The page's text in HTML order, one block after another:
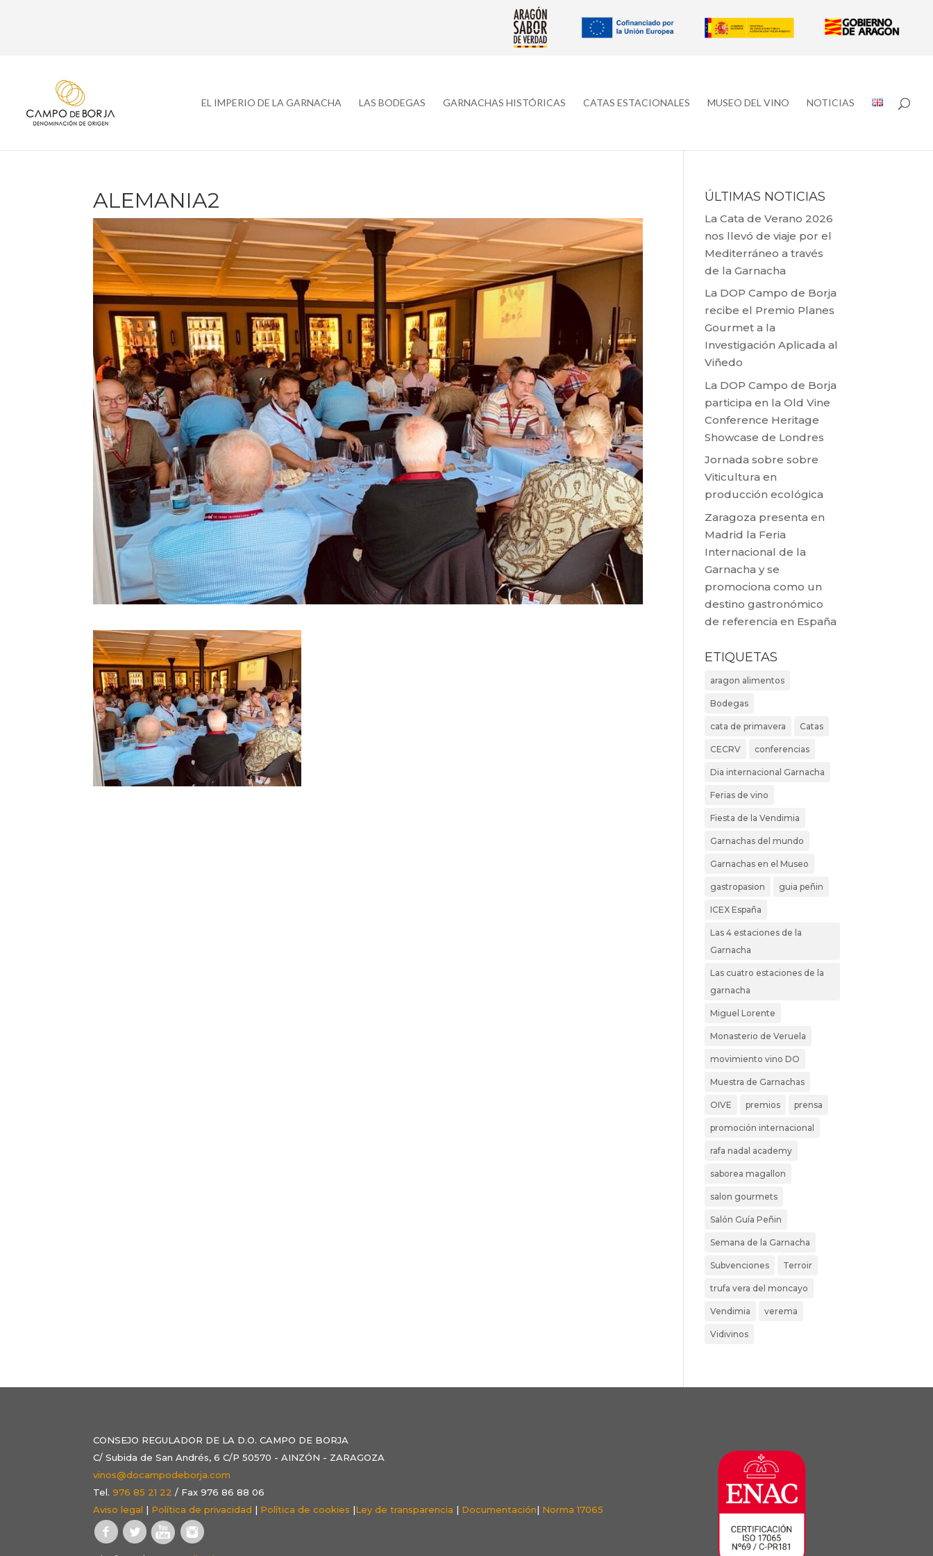
EL IMPERIO DE LA GARNACHA LAS BODEGAS GARNACHAS HISTÓRICAS CATAS ESTACIONALES MUSEO DEL VINO NOTICIAS
ALEMANIA2 ÚLTIMAS NOTICIAS
La Cata de Verano 2026
nos llevó de viaje por el
Mediterráneo a través
de la Garnacha
La DOP Campo de Borja
recibe el Premio Planes
Gourmet a la
Investigación Aplicada al
Viñedo
La DOP Campo de Borja
participa en la Old Vine
Conference Heritage
Showcase de Londres
Jornada sobre sobre
Viticultura en
producción ecológica
Zaragoza presenta en
Madrid la Feria
Internacional de la
Garnacha y se
promociona como un
destino gastronómico
de referencia en España
ETIQUETAS
aragon alimentos
Bodegas
cata de primavera Catas
CECRV conferencias
Dia internacional Garnacha
Ferias de vino
Fiesta de la Vendimia
Garnachas del mundo
Garnachas en el Museo
gastropasion guia peñin
ICEX España
Las 4 estaciones de la
Garnacha
Las cuatro estaciones de la
garnacha
Miguel Lorente
Monasterio de Veruela
movimiento vino DO
Muestra de Garnachas
OIVE premios prensa
promoción internacional
rafa nadal academy
saborea magallon
salon gourmets
Salón Guía Peñin
Semana de la Garnacha
Subvenciones Terroir
trufa vera del moncayo
Vendimia verema
Vidivinos
CONSEJO REGULADOR DE LA D.O. CAMPO DE BORJA
C/ Subida de San Andrés, 6 C/P 50570 - AINZÓN - ZARAGOZA
vinos@docampodeborja.com
Tel.976 85 21 22 / Fax 976 86 88 06
Aviso legal | Política de privacidad | Política de cookies |Ley de transparencia | Documentación| Norma 17065